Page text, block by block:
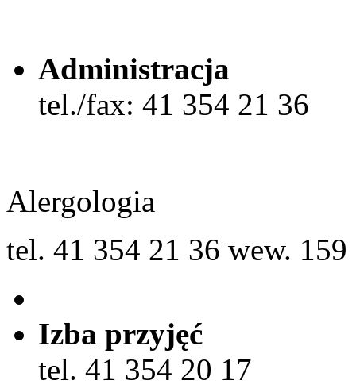
Administracja
tel./fax: 41 354 21 36
Alergologia
tel. 41 354 21 36 wew. 159
Izba przyjęć
tel. 41 354 20 17